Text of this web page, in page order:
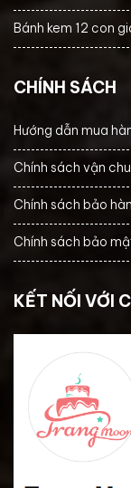
Bánh kem 12 con
CHÍNH SÁCH
Hướng dẫn mua
Chính sách vận
Chính sách bảo
Chính sách bảo
KẾT NỐI VỚI